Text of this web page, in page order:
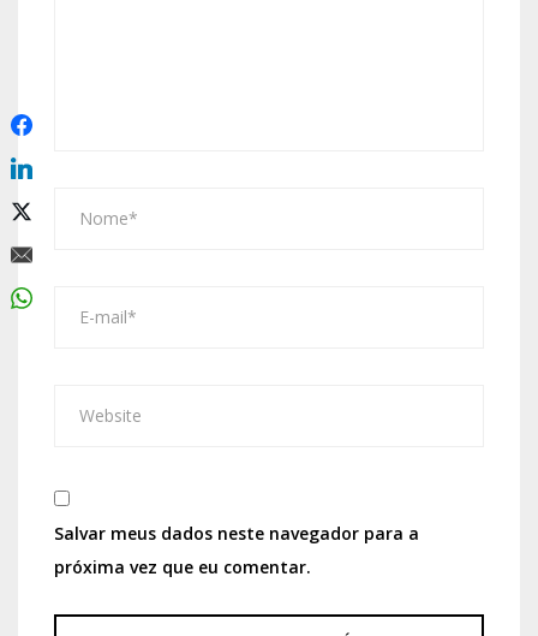
Salvar meus dados neste navegador para a
próxima vez que eu comentar.